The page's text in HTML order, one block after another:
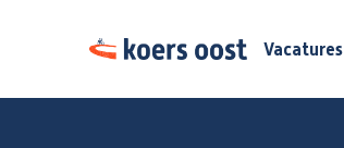
Vacatures